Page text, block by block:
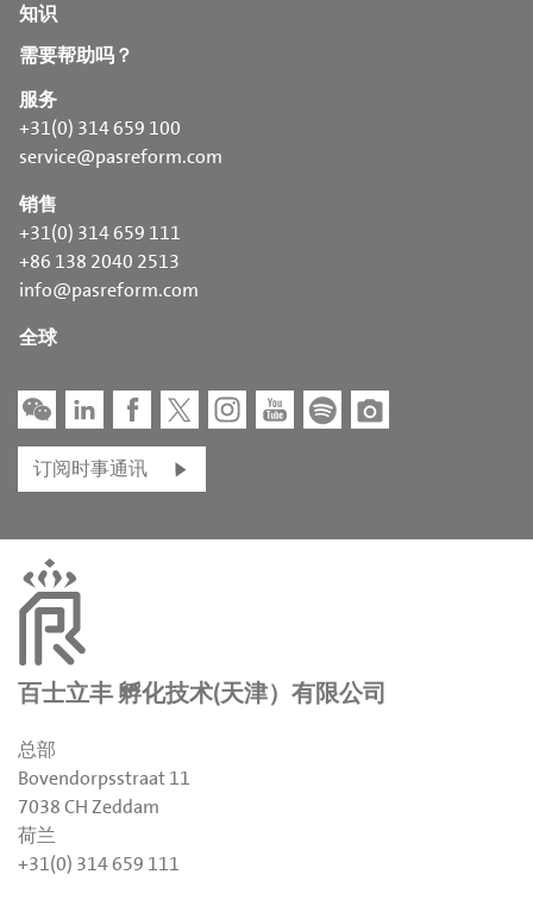
知识
需要帮助吗？
服务
+31(0) 314 659 100
service@pasreform.com
销售
+31(0) 314 659 111
+86 138 2040 2513
info@pasreform.com
全球
订阅时事通讯
百士立丰 孵化技术(天津）有限公司
总部
Bovendorpsstraat 11
7038 CH Zeddam
荷兰
+31(0) 314 659 111